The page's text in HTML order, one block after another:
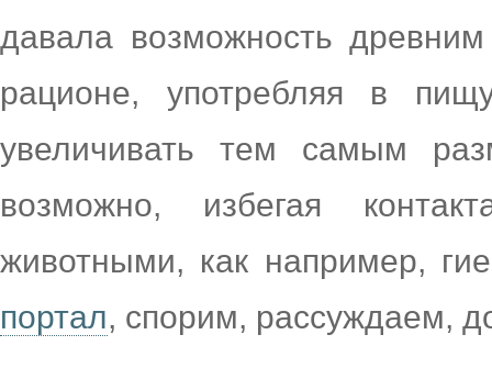
давала возможность
рационе, употребляя в
увеличивать тем самым
возможно, избегая
животными, как например,
портал, спорим, рассуждаем,